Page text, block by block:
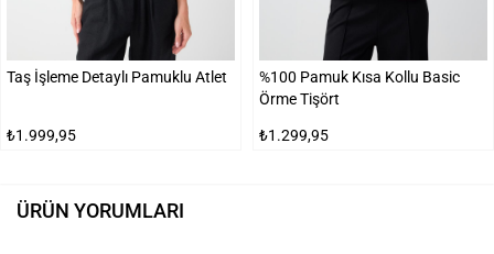
Taş İşleme Detaylı Pamuklu Atlet
₺1.999,95
%100 Pamuk Kısa Kollu Basic
Örme Tişört
₺1.299,95
ÜRÜN YORUMLARI